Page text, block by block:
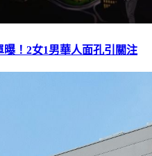
！2女1男華人面孔引關注